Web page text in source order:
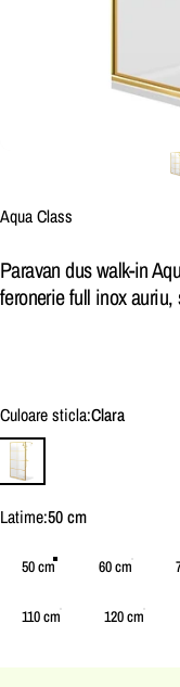
Brand:
Aqua Class
Paravan dus walk-in
feronerie full inox
Culoare sticla
Culoare sticla:Clara
Clara
Latime
Latime:50 cm
50 cm 60 cm
110 cm 120 cm